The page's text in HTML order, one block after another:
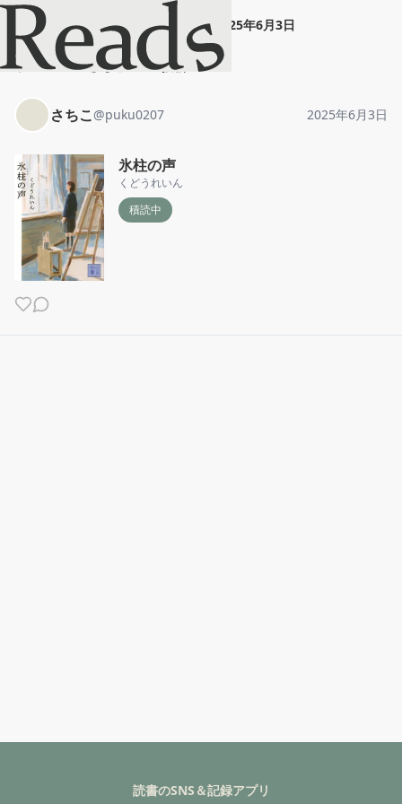
さちこ "氷柱の声" 2025年6月3日
ホーム さちこ 投稿
さちこ@puku0207 2025年6月3日
氷柱の声
くどうれいん
積読中
読書のSNS＆記録アプリ